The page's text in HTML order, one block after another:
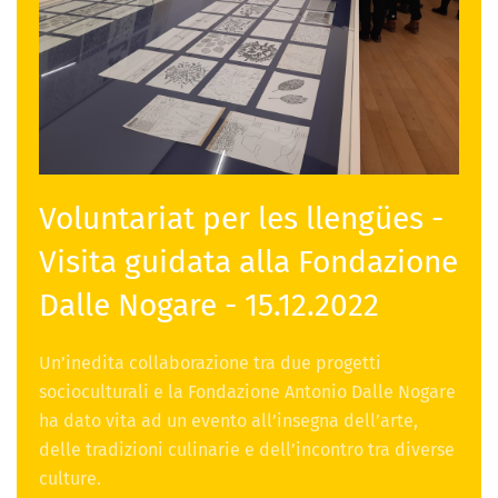
Voluntariat per les llengües -
Visita guidata alla Fondazione
Dalle Nogare - 15.12.2022
Un’inedita collaborazione tra due progetti
socioculturali e la Fondazione Antonio Dalle Nogare
ha dato vita ad un evento all’insegna dell’arte,
delle tradizioni culinarie e dell’incontro tra diverse
culture.